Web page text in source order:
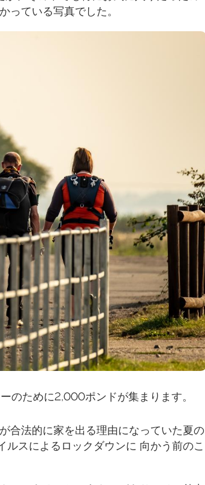
っている写真でした。
のために2,000ポンドが集まります。
合法的に家を出る理由になっていた夏の
スによるロックダウンに 向かう前のこ